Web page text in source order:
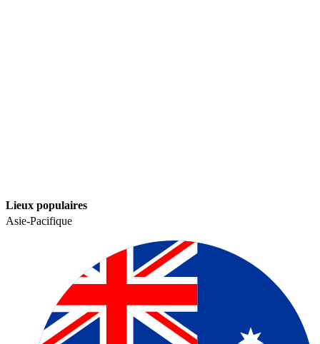
Lieux populaires​​
Asie-Pacifique​​